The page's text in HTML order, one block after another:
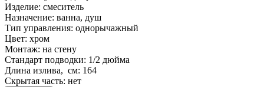
Изделие: смеситель
Назначение: ванна, душ
Тип управления: однорычажный
Цвет: хром
Монтаж: на стену
Стандарт подводки: 1/2 дюйма
Длина излива, см: 164
Скрытая часть: нет